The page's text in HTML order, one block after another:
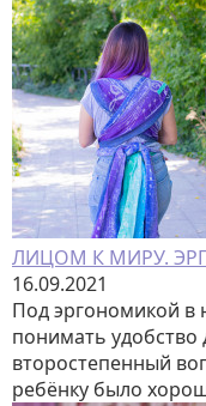
ЛИЦОМ К МИРУ.
16.09.2021
Под эргономикой в
понимать удобство
второстепенный
ребёнку было